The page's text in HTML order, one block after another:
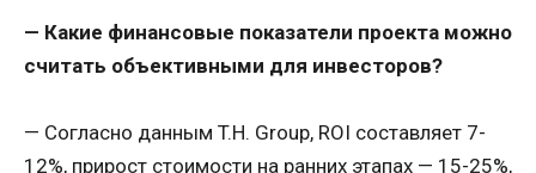
— Какие финансовые показатели проекта можно
считать объективными для инвесторов?
— Согласно данным T.H. Group, ROI составляет 7-
12%, прирост стоимости на ранних этапах — 15-25%,